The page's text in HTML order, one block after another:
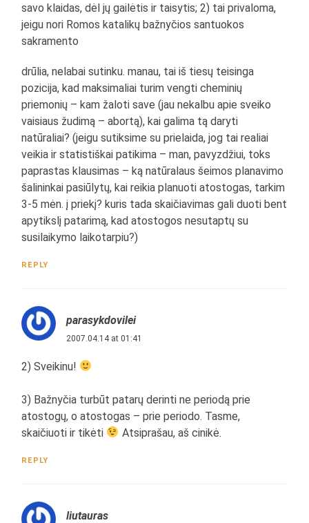
savo klaidas, dėl jų gailėtis ir taisytis; 2) tai privaloma,
jeigu nori Romos katalikų bažnyčios santuokos
sakramento
drūlia, nelabai sutinku. manau, tai iš tiesų teisinga
pozicija, kad maksimaliai turim vengti cheminių
priemonių – kam žaloti save (jau nekalbu apie sveiko
vaisiaus žudimą – abortą), kai galima tą daryti
natūraliai? (jeigu sutiksime su prielaida, jog tai realiai
veikia ir statistiškai patikima – man, pavyzdžiui, toks
paprastas klausimas – ką natūralaus šeimos planavimo
šalininkai pasiūlytų, kai reikia planuoti atostogas, tarkim
3-5 mėn. į priekį? kuris tada skaičiavimas gali duoti bent
apytikslį patarimą, kad atostogos nesutaptų su
susilaikymo laikotarpiu?)
REPLY
parasykdovilei
2007.04.14 at 01:41
2) Sveikinu!
3) Bažnyčia turbūt patarų derinti ne periodą prie
atostogų, o atostogas – prie periodo. Tasme,
skaičiuoti ir tikėti
Atsiprašau, aš cinikė.
REPLY
liutauras